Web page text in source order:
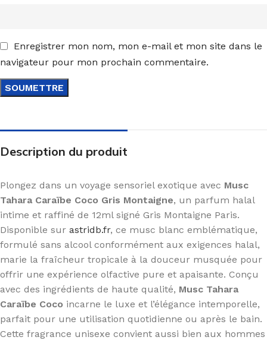
Enregistrer mon nom, mon e-mail et mon site dans le
navigateur pour mon prochain commentaire.
Description du produit
Plongez dans un voyage sensoriel exotique avec Musc
Tahara Caraïbe Coco Gris Montaigne, un parfum halal
intime et raffiné de 12ml signé Gris Montaigne Paris.
Disponible sur astridb.fr, ce musc blanc emblématique,
formulé sans alcool conformément aux exigences halal,
marie la fraîcheur tropicale à la douceur musquée pour
offrir une expérience olfactive pure et apaisante. Conçu
avec des ingrédients de haute qualité, Musc Tahara
Caraïbe Coco incarne le luxe et l’élégance intemporelle,
parfait pour une utilisation quotidienne ou après le bain.
Cette fragrance unisexe convient aussi bien aux hommes